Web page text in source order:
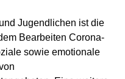
Jugendlichen ist die
Bearbeiten Corona-
sowie emotionale